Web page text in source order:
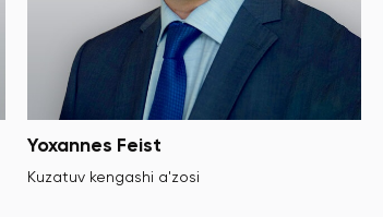
Yoxannes Feist
Kuzatuv kengashi a'zosi